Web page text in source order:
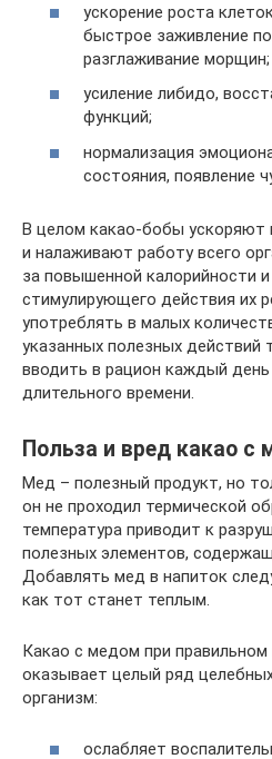
ускорение роста
быстрое заживление
разглаживание морщин;
усиление либидо,
функций;
нормализация
состояния, появление
В целом какао-бобы ускоряют
и налаживают работу всего
за повышенной калорийности
стимулирующего действия их
употреблять в малых
указанных полезных действий
вводить в рацион каждый
длительного времени.
Польза и вред какао с
Мед – полезный продукт, но
он не проходил термической
температура приводит к
полезных элементов,
Добавлять мед в напиток
как тот станет теплым.
Какао с медом при правильном
оказывает целый ряд
организм:
ослабляет